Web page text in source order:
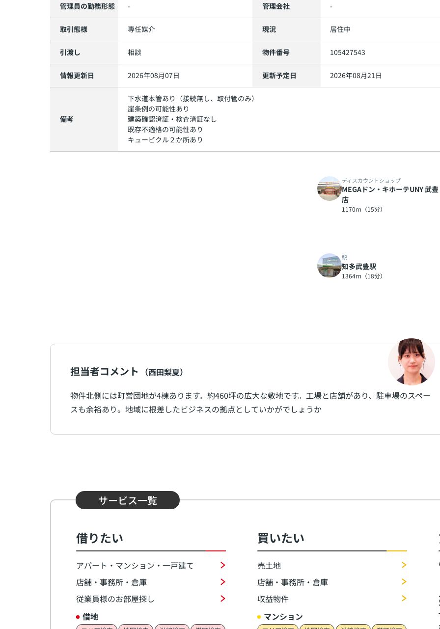
管理員の勤務形態 - 管理会社 -
取引態様 専任媒介 現況 居住中
引渡し 相談 物件番号 105427543
情報更新日 2026年08月07日 更新予定日 2026年08月21日
備考
下水道本管あり（接続無し、取付管のみ）
崖条例の可能性あり
建築確認済証・検査済証なし
既存不適格の可能性あり
キュービクル２か所あり
ディスカウントショップ
MEGAドン・キホーテUNY 武豊
店
1170ｍ（15分）
駅
知多武豊駅
1364ｍ（18分）
担当者コメント
（西田梨夏）
物件北側には町営団地が4棟あります。約460坪の広大な敷地です。工場と店舗があり、駐車場のスペー
スも余裕あり。地域に根差したビジネスの拠点としていかがでしょうか
サービス一覧
借りたい
アパート・マンション・一戸建て
店舗・事務所・倉庫
従業員様のお部屋探し
借地
買いたい
売土地
店舗・事務所・倉庫
収益物件
マンション